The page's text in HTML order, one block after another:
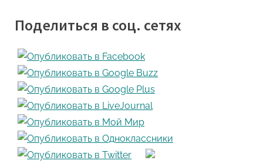
Поделиться в соц. сетях